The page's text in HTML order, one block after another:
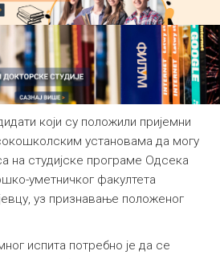
који су положили пријемни
установама да могу
на студијске програме Одсека
уметничког факултета
уз признавање положеног
испита потребно је да се